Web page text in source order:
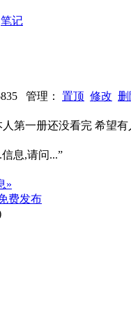
笔记
管理： 置顶 修改 删
第一册还没看完 希望
息,请问...”
»
费发布